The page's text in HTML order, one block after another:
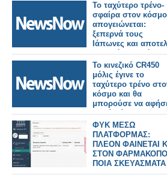
Το ταχύτερο τρένο-
σφαίρα στον κόσμο
απογειώνεται:
ξεπερνά τους
Ιάπωνες και
το μεγάλο καμάρι
ενός έθνους.
Το κινεζικό CR450
μόλις έγινε το
ταχύτερο τρένο
κόσμο και θα
μπορούσε να
πολύ πίσω τους
παγκόσμιους
ανταγωνιστές του.
ΦΥΚ ΜΕΣΩ
ΠΛΑΤΦΟΡΜΑΣ:
ΠΛΕΟΝ ΦΑΙΝΕΤΑΙ
ΣΤΟΝ
ΠΟΙΑ ΣΚΕΥΑΣΜΑΤΑ
ΔΙΑΤΙΘΕΝΤΑΙ ΑΠΟ